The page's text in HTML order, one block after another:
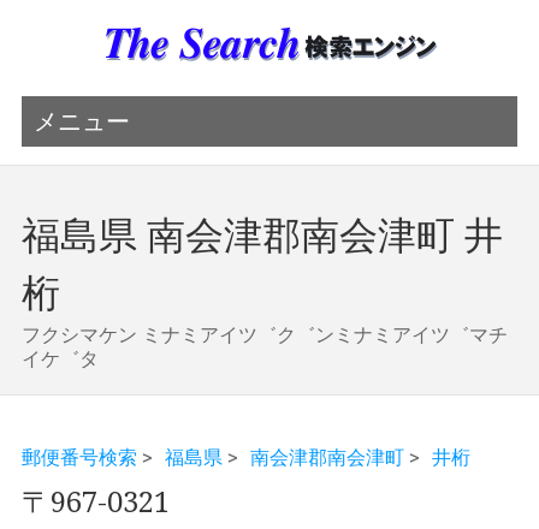
メニュー
福島県 南会津郡南会津町 井
桁
フクシマケン ミナミアイツ゛ク゛ンミナミアイツ゛マチ
イケ゛タ
郵便番号検索 > 福島県 > 南会津郡南会津町> 井桁
〒967-0321